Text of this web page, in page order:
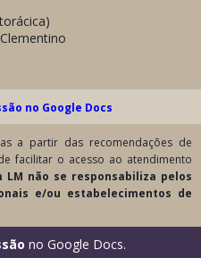
no Google Docs
a partir das recomendações de
facilitar o acesso ao atendimento
LM não se responsabiliza pelos
e/ou estabelecimentos de
no Google Docs.